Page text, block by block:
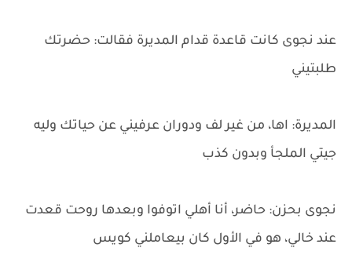
عند نجوى كانت قاعدة قدام المديرة فقالت: حضرتك
طلبتيني
المديرة: اها، من غير لف ودوران عرفيني عن حياتك وليه
جيتي الملجأ وبدون كذب
نجوى بحزن: حاضر، أنا أهلي اتوفوا وبعدها روحت قعدت
عند خالي، هو في الأول كان بيعاملني كويس